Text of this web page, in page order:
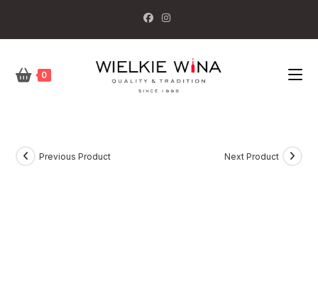
0
Previous Product Next Product